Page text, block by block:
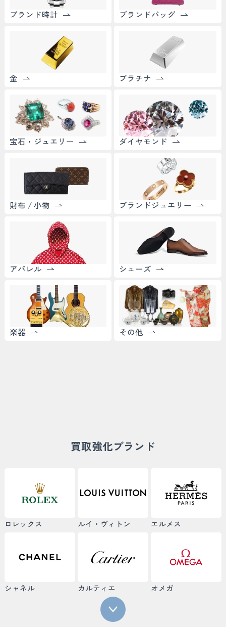
ブランド時計 ブランドバッグ
金 プラチナ
宝石・ジュエリー ダイヤモンド
財布 / 小物 ブランドジュエリー
アパレル シューズ
楽器 その他
買取強化ブランド
ロレックス ルイ・ヴィトン エルメス
シャネル カルティエ オメガ